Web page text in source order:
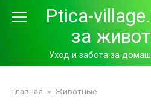
Ptica-
за
Уход и забота за
Главная » Животные